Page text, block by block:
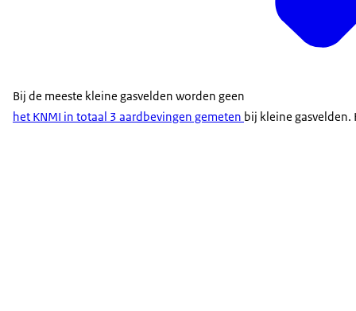
Bij de meeste kleine gasvelden worden geen
het KNMI in totaal 3 aardbevingen gemeten bij kleine gasvelden.